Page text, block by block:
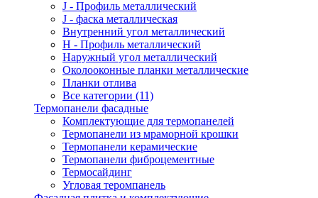
J - Профиль металлический
J - фаска металлическая
Внутренний угол металлический
Н - Профиль металлический
Наружный угол металлический
Околооконные планки металлические
Планки отлива
Все категории (11)
Термопанели фасадные
Комплектующие для термопанелей
Термопанели из мраморной крошки
Термопанели керамические
Термопанели фиброцементные
Термосайдинг
Угловая теромпанель